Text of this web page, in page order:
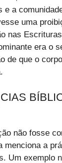
e a
uma
nas
era o
de que o
não fosse
menciona a
Um exemplo